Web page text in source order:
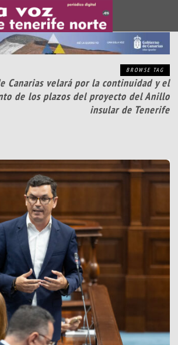
BROWSE TAG
Canarias velará por la continuidad y el
de los plazos del proyecto del Anillo
insular de Tenerife